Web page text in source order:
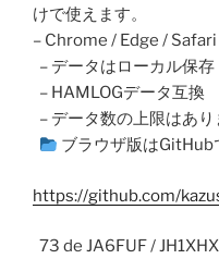
けで使えます。
– Chrome / Edge /
– データはローカル保存
– HAMLOGデータ互換
– データ数の上限はあり
ブラウザ版はGitHub
https://github.com/
73 de JA6FUF / JH1XHX